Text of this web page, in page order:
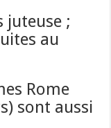
juteuse ;
au
Rome
sont aussi